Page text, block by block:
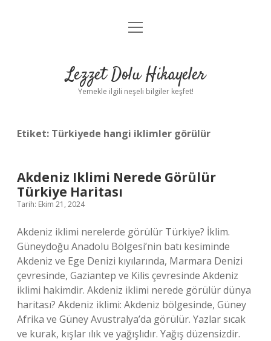
Anasayfa
Yasal Uyarı
menüyü
Lezzet Dolu Hikayeler
Yemekle ilgili neşeli bilgiler keşfet!
Etiket: Türkiyede hangi iklimler görülür
Akdeniz Iklimi Nerede Görülür
Türkiye Haritası
Tarih: Ekim 21, 2024
Akdeniz iklimi nerelerde görülür Türkiye? İklim.
Güneydoğu Anadolu Bölgesi’nin batı kesiminde
Akdeniz ve Ege Denizi kıyılarında, Marmara Denizi
çevresinde, Gaziantep ve Kilis çevresinde Akdeniz
iklimi hakimdir. Akdeniz iklimi nerede görülür dünya
haritası? Akdeniz iklimi: Akdeniz bölgesinde, Güney
Afrika ve Güney Avustralya’da görülür. Yazlar sıcak
ve kurak, kışlar ılık ve yağışlıdır. Yağış düzensizdir.